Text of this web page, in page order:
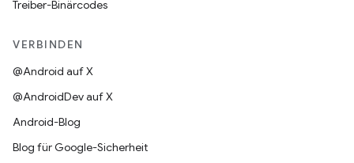
Treiber-Binärcodes
VERBINDEN
@Android auf X
@AndroidDev auf X
Android-Blog
Blog für Google-Sicherheit